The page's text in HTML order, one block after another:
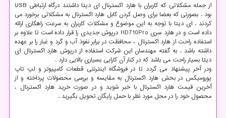
از جمله مشکلاتی که کاربران با هارد اکسترنال ای دیتا داشتند درگاه ارتباطی USB
بود . بصورتی که بعضا برای وصل کردن کابل هارد اکسترنال به مشکلاتی برخورد می
کردند . ای دیتا با توجه به این موضوع و مشکلات کاربران به سرعت راهکاری ارائه
داده است و در هارد سری HD710Pro درپوش جدیدی را قرار داده است تا علاوه بر
استفاده راحت از هارد اکسترنال ، محافظت در برابر نفوذ آب و گرد و غبار را بر عهده
داشته باشد . به گفته مهندسان این شرکت استفاده از درپوش هارد اکسترنال ای
دیتا بسیار راحت می باشد که در کنار آن کارایی بسیاری بالایی دارد .
ودر آخر پیشنهاد می گردد تا در فروشگاه اینترنتی قطعات کامپیوتر و لپ تاپ
پورومیکس در بخش هارد اکسترنال به مقایسه و بررسی محصولات پرداخته و از
آخرین قیمت هارد اکسترنال با خبر شوید و در صورت خرید هارد اکسترنال ،
محصول خود را در محل مورد نظر با حمل رایگان تحویل بگیرید .